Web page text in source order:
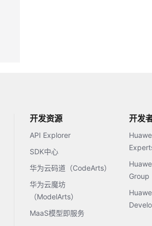
开发资源
API Explorer
SDK中心
华为云码道（CodeArts）
华为云魔坊
（ModelArts）
MaaS模型即服务
开发
Group